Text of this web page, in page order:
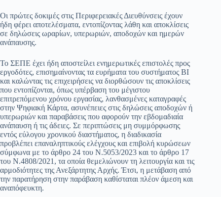
Οι πρώτες δοκιμές στις Περιφερειακές Διευθύνσεις έχουν
ήδη φέρει αποτελέσματα, εντοπίζοντας λάθη και αποκλίσεις
σε δηλώσεις ωραρίων, υπερωριών, αποδοχών και ημερών
ανάπαυσης.
Το ΣΕΠΕ έχει ήδη αποστείλει ενημερωτικές επιστολές προς
εργοδότες, επισημαίνοντας τα ευρήματα του συστήματος BI
και καλώντας τις επιχειρήσεις να διορθώσουν τις αποκλίσεις
που εντοπίζονται, όπως υπέρβαση του μέγιστου
επιτρεπόμενου χρόνου εργασίας, λανθασμένες καταγραφές
στην Ψηφιακή Κάρτα, ασυνέπειες στις δηλώσεις αποδοχών ή
υπερωριών και παραβάσεις που αφορούν την εβδομαδιαία
ανάπαυση ή τις άδειες. Σε περιπτώσεις μη συμμόρφωσης
εντός εύλογου χρονικού διαστήματος, η διαδικασία
προβλέπει επαναληπτικούς ελέγχους και επιβολή κυρώσεων
σύμφωνα με το άρθρο 24 του Ν.5053/2023 και το άρθρο 17
του Ν.4808/2021, τα οποία θεμελιώνουν τη λειτουργία και τις
αρμοδιότητες της Ανεξάρτητης Αρχής. Έτσι, η μετάβαση από
την παρατήρηση στην παράβαση καθίσταται πλέον άμεση και
αναπόφευκτη.